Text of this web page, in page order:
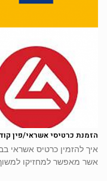
הזמנת כרטיסי אשראי/פין
איך להזמין כרטיס אשראי
אשר מאפשר למחזיקו